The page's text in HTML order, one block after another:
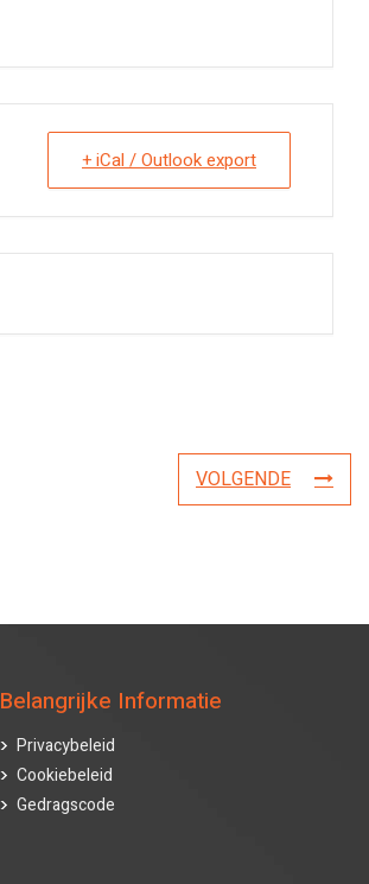
+ iCal / Outlook export
VOLGENDE
Belangrijke Informatie
Privacybeleid
Cookiebeleid
Gedragscode